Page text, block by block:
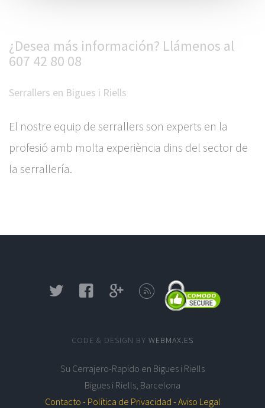
¿Desea más información? Llámenos al
607 42 80 08
Serrallers en Bigues i Riells
El nostre equip de serrallers son experts en la
profesió amb molta experiència dins del sector de
la serrallería.
CODE & DESIGN BY WEBMAX.ES
Su Cerrajero-Rapido en Bigues i Riells
Bigues i Riells Barcelona
Contacto - Política de Privacidad -Aviso Legal